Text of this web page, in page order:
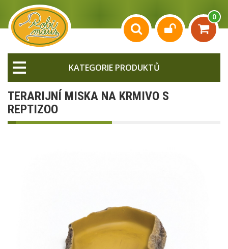
0
KATEGORIE PRODUKTŮ
TERARIJNÍ MISKA NA KRMIVO S
REPTIZOO